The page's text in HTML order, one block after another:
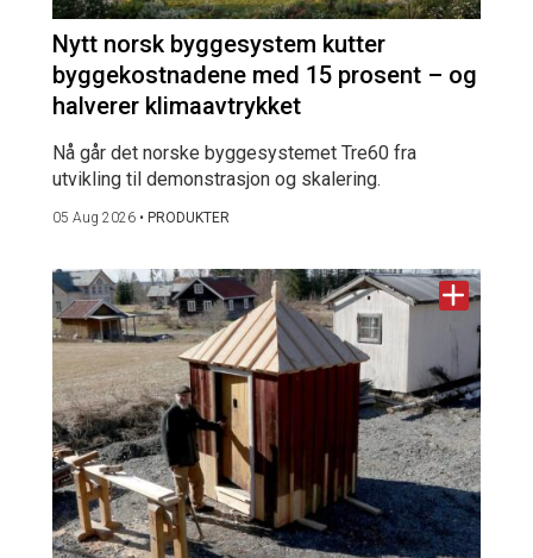
Nytt norsk byggesystem kutter
byggekostnadene med 15 prosent – og
halverer klimaavtrykket
Nå går det norske byggesystemet Tre60 fra
utvikling til demonstrasjon og skalering.
05 Aug 2026 • PRODUKTER